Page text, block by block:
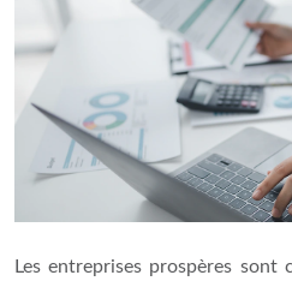
Les entreprises prospères sont